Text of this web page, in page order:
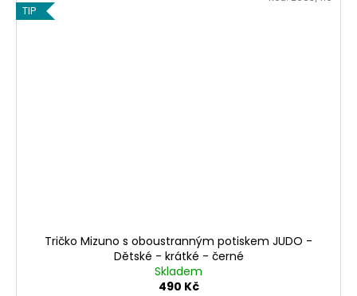
TIP
Tričko Mizuno s oboustranným potiskem JUDO -
Dětské - krátké - černé
Skladem
490 Kč